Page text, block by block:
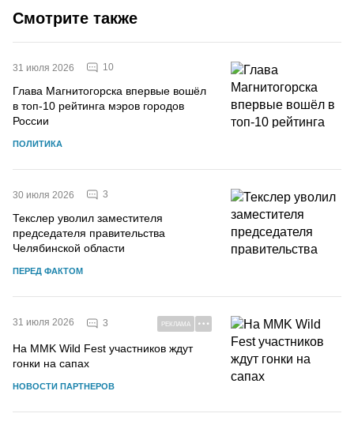
Смотрите также
31 июля 2026 10
Глава Магнитогорска впервые вошёл
в топ-10 рейтинга мэров городов
России
ПОЛИТИКА
30 июля 2026 3
Текслер уволил заместителя
председателя правительства
Челябинской области
ПЕРЕД ФАКТОМ
31 июля 2026 3 РЕКЛАМА
На MMK Wild Fest участников ждут
гонки на сапах
НОВОСТИ ПАРТНЕРОВ